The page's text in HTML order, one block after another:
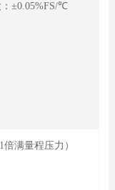
±0.05%FS/℃
满量程压力）